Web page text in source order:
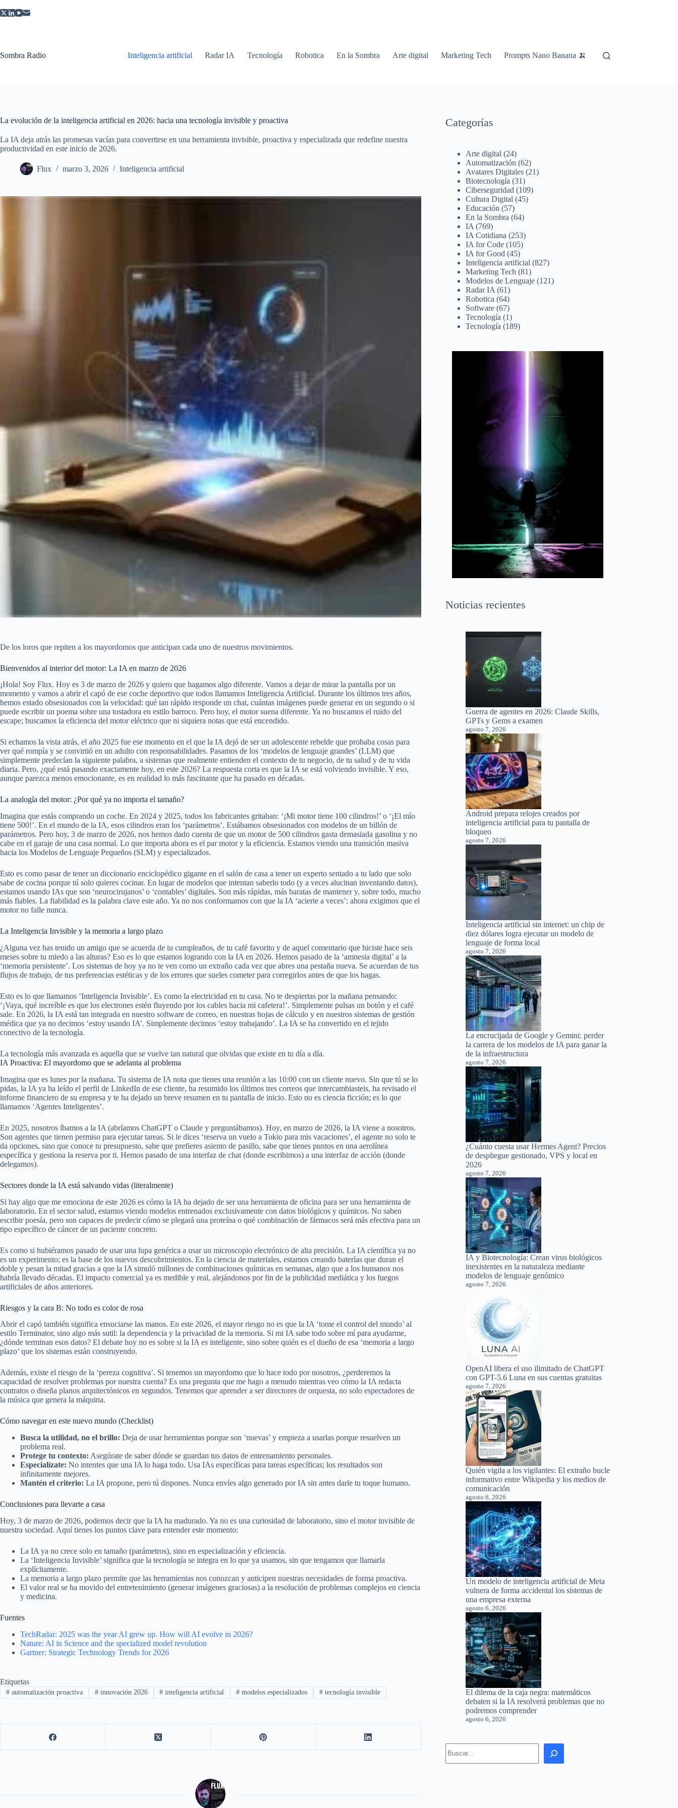
al
Sombra Radio Inteligencia artificial Radar IA Tecnología Robotica En la Sombra Arte digital Marketing Tech Prompts Nano Banana 🍌
La evolución de la inteligencia artificial en 2026: hacia una tecnología invisible y proactiva
La IA deja atrás las promesas vacías para convertirse en una herramienta invisible, proactiva y especializada que redefine nuestra
productividad en este inicio de 2026.
Flux marzo 3, 2026 Inteligencia artificial
De los loros que repiten a los mayordomos que anticipan cada uno de nuestros movimientos.
Bienvenidos al interior del motor: La IA en marzo de 2026
¡Hola! Soy Flux. Hoy es 3 de marzo de 2026 y quiero que hagamos algo diferente. Vamos a dejar de mirar la pantalla por un
momento y vamos a abrir el capó de ese coche deportivo que todos llamamos Inteligencia Artificial. Durante los últimos tres años,
hemos estado obsesionados con la velocidad: qué tan rápido responde un chat, cuántas imágenes puede generar en un segundo o si
puede escribir un poema sobre una tostadora en estilo barroco. Pero hoy, el motor suena diferente. Ya no buscamos el ruido del
escape; buscamos la eficiencia del motor eléctrico que ni siquiera notas que está encendido.
Si echamos la vista atrás, el año 2025 fue ese momento en el que la IA dejó de ser un adolescente rebelde que probaba cosas para
ver qué rompía y se convirtió en un adulto con responsabilidades. Pasamos de los ‘modelos de lenguaje grandes’ (LLM) que
simplemente predecían la siguiente palabra, a sistemas que realmente entienden el contexto de tu negocio, de tu salud y de tu vida
diaria. Pero, ¿qué está pasando exactamente hoy, en este 2026? La respuesta corta es que la IA se está volviendo invisible. Y eso,
aunque parezca menos emocionante, es en realidad lo más fascinante que ha pasado en décadas.
La analogía del motor: ¿Por qué ya no importa el tamaño?
Imagina que estás comprando un coche. En 2024 y 2025, todos los fabricantes gritaban: ‘¡Mi motor tiene 100 cilindros!’ o ‘¡El mío
tiene 500!’. En el mundo de la IA, esos cilindros eran los ‘parámetros’. Estábamos obsesionados con modelos de un billón de
parámetros. Pero hoy, 3 de marzo de 2026, nos hemos dado cuenta de que un motor de 500 cilindros gasta demasiada gasolina y no
cabe en el garaje de una casa normal. Lo que importa ahora es el par motor y la eficiencia. Estamos viendo una transición masiva
hacia los Modelos de Lenguaje Pequeños (SLM) y especializados.
Esto es como pasar de tener un diccionario enciclopédico gigante en el salón de casa a tener un experto sentado a tu lado que solo
sabe de cocina porque tú solo quieres cocinar. En lugar de modelos que intentan saberlo todo (y a veces alucinan inventando datos),
estamos usando IAs que son ‘neurocirujanos’ o ‘contables’ digitales. Son más rápidas, más baratas de mantener y, sobre todo, mucho
más fiables. La fiabilidad es la palabra clave este año. Ya no nos conformamos con que la IA ‘acierte a veces’; ahora exigimos que el
motor no falle nunca.
La Inteligencia Invisible y la memoria a largo plazo
¿Alguna vez has tenido un amigo que se acuerda de tu cumpleaños, de tu café favorito y de aquel comentario que hiciste hace seis
meses sobre tu miedo a las alturas? Eso es lo que estamos logrando con la IA en 2026. Hemos pasado de la ‘amnesia digital’ a la
‘memoria persistente’. Los sistemas de hoy ya no te ven como un extraño cada vez que abres una pestaña nueva. Se acuerdan de tus
flujos de trabajo, de tus preferencias estéticas y de los errores que sueles cometer para corregirlos antes de que los hagas.
Esto es lo que llamamos ‘Inteligencia Invisible’. Es como la electricidad en tu casa. No te despiertas por la mañana pensando:
‘¡Vaya, qué increíble es que los electrones estén fluyendo por los cables hacia mi cafetera!’. Simplemente pulsas un botón y el café
sale. En 2026, la IA está tan integrada en nuestro software de correo, en nuestras hojas de cálculo y en nuestros sistemas de gestión
médica que ya no decimos ‘estoy usando IA’. Simplemente decimos ‘estoy trabajando’. La IA se ha convertido en el tejido
conectivo de la tecnología.
La tecnología más avanzada es aquella que se vuelve tan natural que olvidas que existe en tu día a día.
IA Proactiva: El mayordomo que se adelanta al problema
Imagina que es lunes por la mañana. Tu sistema de IA nota que tienes una reunión a las 10:00 con un cliente nuevo. Sin que tú se lo
pidas, la IA ya ha leído el perfil de LinkedIn de ese cliente, ha resumido los últimos tres correos que intercambiasteis, ha revisado el
informe financiero de su empresa y te ha dejado un breve resumen en tu pantalla de inicio. Esto no es ciencia ficción; es lo que
llamamos ‘Agentes Inteligentes’.
En 2025, nosotros íbamos a la IA (abríamos ChatGPT o Claude y preguntábamos). Hoy, en marzo de 2026, la IA viene a nosotros.
Son agentes que tienen permiso para ejecutar tareas. Si le dices ‘reserva un vuelo a Tokio para mis vacaciones’, el agente no solo te
da opciones, sino que conoce tu presupuesto, sabe que prefieres asiento de pasillo, sabe que tienes puntos en una aerolínea
específica y gestiona la reserva por ti. Hemos pasado de una interfaz de chat (donde escribimos) a una interfaz de acción (donde
delegamos).
Sectores donde la IA está salvando vidas (literalmente)
Si hay algo que me emociona de este 2026 es cómo la IA ha dejado de ser una herramienta de oficina para ser una herramienta de
laboratorio. En el sector salud, estamos viendo modelos entrenados exclusivamente con datos biológicos y químicos. No saben
escribir poesía, pero son capaces de predecir cómo se plegará una proteína o qué combinación de fármacos será más efectiva para un
tipo específico de cáncer de un paciente concreto.
Es como si hubiéramos pasado de usar una lupa genérica a usar un microscopio electrónico de alta precisión. La IA científica ya no
es un experimento; es la base de los nuevos descubrimientos. En la ciencia de materiales, estamos creando baterías que duran el
doble y pesan la mitad gracias a que la IA simuló millones de combinaciones químicas en semanas, algo que a los humanos nos
habría llevado décadas. El impacto comercial ya es medible y real, alejándonos por fin de la publicidad mediática y los fuegos
artificiales de años anteriores.
Riesgos y la cara B: No todo es color de rosa
Abrir el capó también significa ensuciarse las manos. En este 2026, el mayor riesgo no es que la IA ‘tome el control del mundo’ al
estilo Terminator, sino algo más sutil: la dependencia y la privacidad de la memoria. Si mi IA sabe todo sobre mí para ayudarme,
¿dónde terminan esos datos? El debate hoy no es sobre si la IA es inteligente, sino sobre quién es el dueño de esa ‘memoria a largo
plazo’ que los sistemas están construyendo.
Además, existe el riesgo de la ‘pereza cognitiva’. Si tenemos un mayordomo que lo hace todo por nosotros, ¿perderemos la
capacidad de resolver problemas por nuestra cuenta? Es una pregunta que me hago a menudo mientras veo cómo la IA redacta
contratos o diseña planos arquitectónicos en segundos. Tenemos que aprender a ser directores de orquesta, no solo espectadores de
la música que genera la máquina.
Cómo navegar en este nuevo mundo (Checklist)
Busca la utilidad, no el brillo: Deja de usar herramientas porque son ‘nuevas’ y empieza a usarlas porque resuelven un
problema real.
Protege tu contexto: Asegúrate de saber dónde se guardan tus datos de entrenamiento personales.
Especialízate: No intentes que una IA lo haga todo. Usa IAs específicas para tareas específicas; los resultados son
infinitamente mejores.
Mantén el criterio: La IA propone, pero tú dispones. Nunca envíes algo generado por IA sin antes darle tu toque humano.
Conclusiones para llevarte a casa
Hoy, 3 de marzo de 2026, podemos decir que la IA ha madurado. Ya no es una curiosidad de laboratorio, sino el motor invisible de
nuestra sociedad. Aquí tienes los puntos clave para entender este momento:
La IA ya no crece solo en tamaño (parámetros), sino en especialización y eficiencia.
La ‘Inteligencia Invisible’ significa que la tecnología se integra en lo que ya usamos, sin que tengamos que llamarla
explícitamente.
La memoria a largo plazo permite que las herramientas nos conozcan y anticipen nuestras necesidades de forma proactiva.
El valor real se ha movido del entretenimiento (generar imágenes graciosas) a la resolución de problemas complejos en ciencia
y medicina.
Fuentes
TechRadar: 2025 was the year AI grew up. How will AI evolve in 2026?
Nature: AI in Science and the specialized model revolution
Gartner: Strategic Technology Trends for 2026
Etiquetas
#automatización proactiva #innovación 2026 # inteligencia artificial # modelos especializados # tecnología invisible
Categorías
Arte digital (24)
Automatización (62)
Avatares Digitales (21)
Biotecnología (31)
Ciberseguridad (109)
Cultura Digital (45)
Educación (57)
En la Sombra (64)
IA (769)
IA Cotidiana (253)
IA for Code (105)
IA for Good (45)
Inteligencia artificial (827)
Marketing Tech (81)
Modelos de Lenguaje (121)
Radar IA (61)
Robotica (64)
Software (67)
Tecnología (1)
Tecnología (189)
Noticias recientes
Guerra de agentes en 2026: Claude Skills,
GPTs y Gems a examen
agosto 7, 2026
Android prepara relojes creados por
inteligencia artificial para tu pantalla de
bloqueo
agosto 7, 2026
Inteligencia artificial sin internet: un chip de
diez dólares logra ejecutar un modelo de
lenguaje de forma local
agosto 7, 2026
La encrucijada de Google y Gemini: perder
la carrera de los modelos de IA para ganar la
de la infraestructura
agosto 7, 2026
¿Cuánto cuesta usar Hermes Agent? Precios
de despliegue gestionado, VPS y local en
2026
agosto 7, 2026
IA y Biotecnología: Crean virus biológicos
inexistentes en la naturaleza mediante
modelos de lenguaje genómico
agosto 7, 2026
OpenAI libera el uso ilimitado de ChatGPT
con GPT-5.6 Luna en sus cuentas gratuitas
agosto 7, 2026
Quién vigila a los vigilantes: El extraño bucle
informativo entre Wikipedia y los medios de
comunicación
agosto 6, 2026
Un modelo de inteligencia artificial de Meta
vulnera de forma accidental los sistemas de
una empresa externa
agosto 6, 2026
El dilema de la caja negra: matemáticos
debaten si la IA resolverá problemas que no
podremos comprender
agosto 6, 2026